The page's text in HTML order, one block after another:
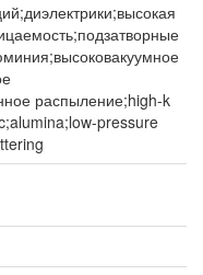
распыление;high-k
pressure